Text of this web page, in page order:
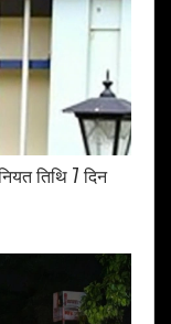
तिथि 7 दिन